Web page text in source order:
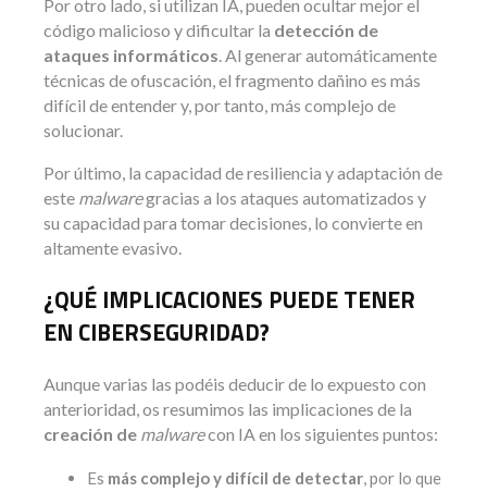
Por otro lado, si utilizan IA, pueden ocultar mejor el
código malicioso y dificultar la detección de
ataques informáticos. Al generar automáticamente
técnicas de ofuscación, el fragmento dañino es más
difícil de entender y, por tanto, más complejo de
solucionar.
Por último, la capacidad de resiliencia y adaptación de
este malwaregracias a los ataques automatizados y
su capacidad para tomar decisiones, lo convierte en
altamente evasivo.
¿QUÉ IMPLICACIONES PUEDE TENER
EN CIBERSEGURIDAD?
Aunque varias las podéis deducir de lo expuesto con
anterioridad, os resumimos las implicaciones de la
creación de malwarecon IA en los siguientes puntos:
Es más complejo y difícil de detectar, por lo que